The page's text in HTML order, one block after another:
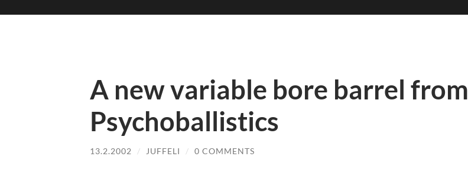
A new variable bore barrel from
Psychoballistics
13.2.2002 / JUFFELI / 0 COMMENTS